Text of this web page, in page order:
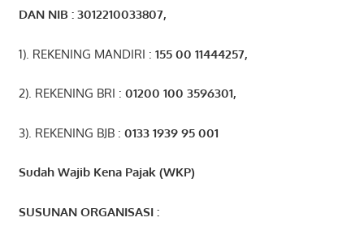
DAN NIB :3012210033807,
1). REKENING MANDIRI : 155 00 11444257,
2). REKENING BRI : 01200 100 3596301,
3). REKENING BJB : 0133 1939 95 001
Sudah Wajib Kena Pajak (WKP)
SUSUNAN ORGANISASI :